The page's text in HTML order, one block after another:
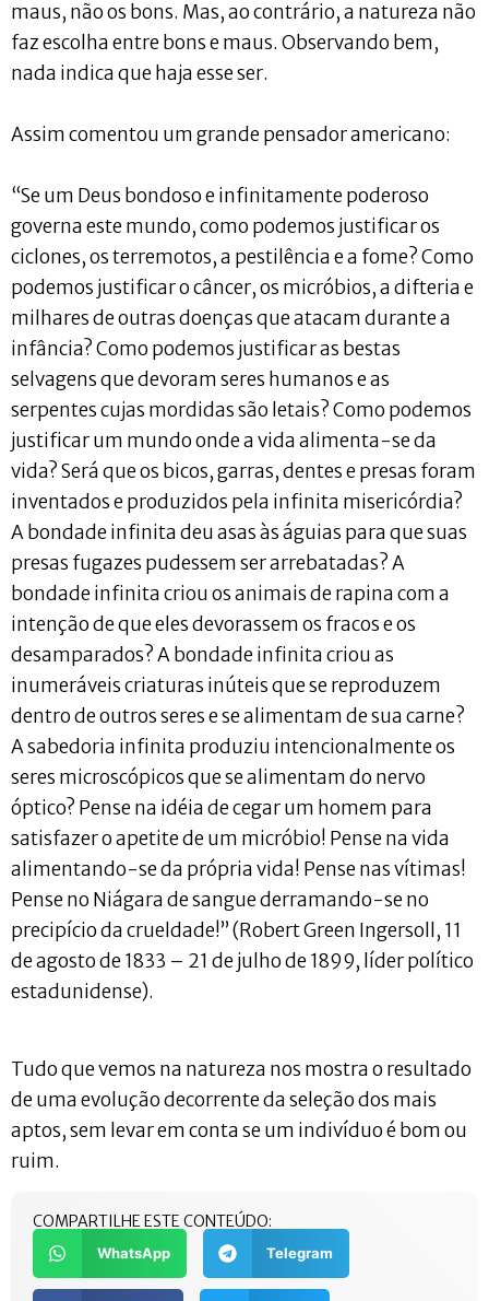
maus, não os bons. Mas, ao contrário, a natureza não
faz escolha entre bons e maus. Observando bem,
nada indica que haja esse ser.
Assim comentou um grande pensador americano:
“Se um Deus bondoso e infinitamente poderoso
governa este mundo, como podemos justificar os
ciclones, os terremotos, a pestilência e a fome? Como
podemos justificar o câncer, os micróbios, a difteria e
milhares de outras doenças que atacam durante a
infância? Como podemos justificar as bestas
selvagens que devoram seres humanos e as
serpentes cujas mordidas são letais? Como podemos
justificar um mundo onde a vida alimenta-se da
vida? Será que os bicos, garras, dentes e presas foram
inventados e produzidos pela infinita misericórdia?
A bondade infinita deu asas às águias para que suas
presas fugazes pudessem ser arrebatadas? A
bondade infinita criou os animais de rapina com a
intenção de que eles devorassem os fracos e os
desamparados? A bondade infinita criou as
inumeráveis criaturas inúteis que se reproduzem
dentro de outros seres e se alimentam de sua carne?
A sabedoria infinita produziu intencionalmente os
seres microscópicos que se alimentam do nervo
óptico? Pense na idéia de cegar um homem para
satisfazer o apetite de um micróbio! Pense na vida
alimentando-se da própria vida! Pense nas vítimas!
Pense no Niágara de sangue derramando-se no
precipício da crueldade!” (Robert Green Ingersoll, 11
de agosto de 1833 – 21 de julho de 1899, líder político
estadunidense).
Tudo que vemos na natureza nos mostra o resultado
de uma evolução decorrente da seleção dos mais
aptos, sem levar em conta se um indivíduo é bom ou
ruim.
COMPARTILHE ESTE CONTEÚDO:
WhatsApp Telegram